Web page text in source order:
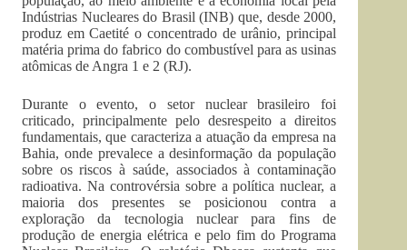
Indústrias Nucleares do Brasil (INB) que, desde 2000,
produz em Caetité o concentrado de urânio, principal
matéria prima do fabrico do combustível para as usinas
atômicas de Angra 1 e 2 (RJ).
Durante o evento, o setor nuclear brasileiro foi
criticado, principalmente pelo desrespeito a direitos
fundamentais, que caracteriza a atuação da empresa na
Bahia, onde prevalece a desinformação da população
sobre os riscos à saúde, associados à contaminação
radioativa. Na controvérsia sobre a política nuclear, a
maioria dos presentes se posicionou contra a
exploração da tecnologia nuclear para fins de
produção de energia elétrica e pelo fim do Programa